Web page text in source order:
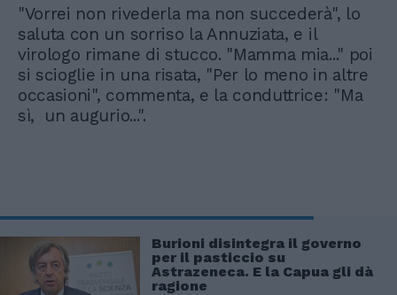
"Vorrei non rivederla ma non succederà", lo
saluta con un sorriso la Annuziata, e il
virologo rimane di stucco. "Mamma mia..." poi
si scioglie in una risata, "Per lo meno in altre
occasioni", commenta, e la conduttrice: "Ma
sì, un augurio...".
Burioni disintegra il governo
per il pasticcio su
Astrazeneca. E la Capua gli dà
ragione